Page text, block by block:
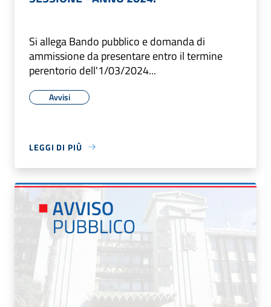
Si allega Bando pubblico e domanda di
ammissione da presentare entro il termine
perentorio dell'1/03/2024...
Avvisi
LEGGI DI PIÙ